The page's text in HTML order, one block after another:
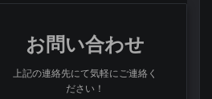
お問い合わせ
上記の連絡先にて気軽にご連絡く
ださい！